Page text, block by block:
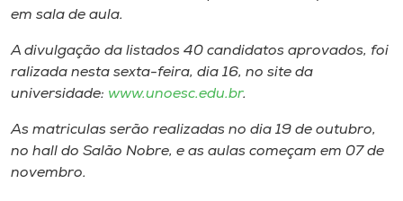
Store
Selecione
o idioma
em sala de aula.
A divulgação da listados 40 candidatos aprovados, foi
ralizada nesta sexta-feira, dia 16, no site da
universidade: www.unoesc.edu.br.
As matriculas serão realizadas no dia 19 de outubro,
no hall do Salão Nobre, e as aulas começam em 07 de
novembro.